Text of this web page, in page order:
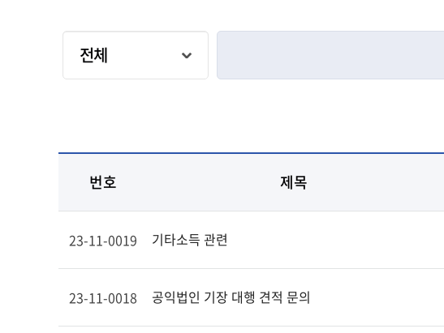
번호 제목
23-11-0019 기타소득 관련
23-11-0018 공익법인 기장 대행 견적 문의